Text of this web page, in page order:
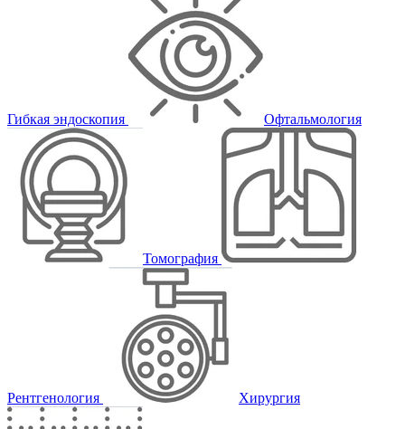
Гибкая эндоскопия Офтальмология
Томография
Рентгенология Хирургия